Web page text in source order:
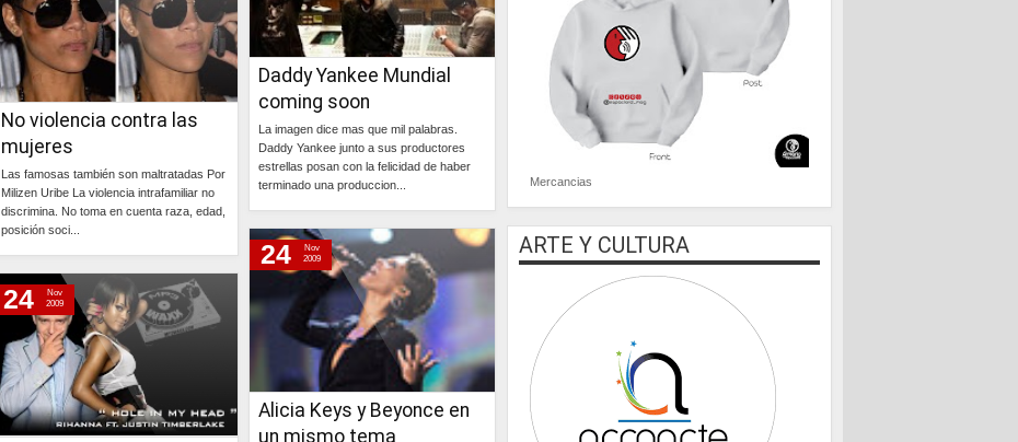
Daddy Yankee Mundial
coming soon
La imagen dice mas que mil palabras.
Daddy Yankee junto a sus productores
estrellas posan con la felicidad de haber
terminado una produccion...
No violencia contra las
mujeres
Las famosas también son maltratadas Por
Milizen Uribe La violencia intrafamiliar no
discrimina. No toma en cuenta raza, edad,
posición soci...
Alicia Keys y Beyonce en
un mismo tema
24
Nov
2009
24
Nov
2009
Mercancias
ARTE Y CULTURA